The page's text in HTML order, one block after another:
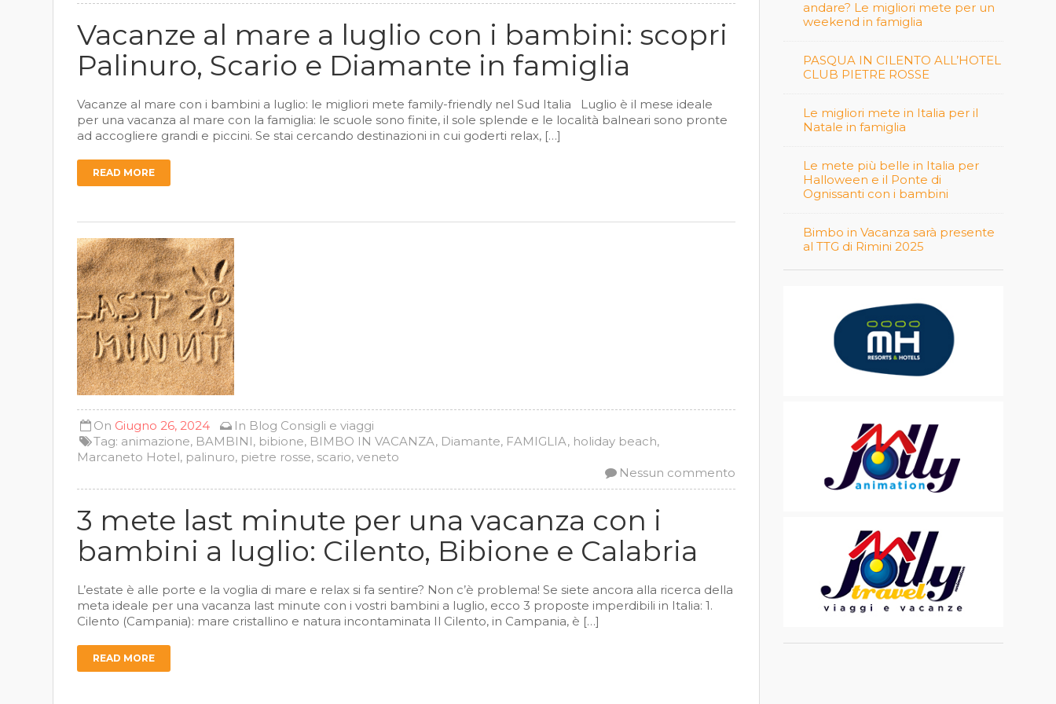
Vacanze al mare a luglio con i bambini: scopri
Palinuro, Scario e Diamante in famiglia
Vacanze al mare con i bambini a luglio: le migliori mete family-friendly nel Sud Italia Luglio è il mese ideale
per una vacanza al mare con la famiglia: le scuole sono finite, il sole splende e le località balneari sono pronte
ad accogliere grandi e piccini. Se stai cercando destinazioni in cui goderti relax, […]
READ MORE
On Giugno 26, 2024 In Blog Consigli e viaggi
Tag: animazione, BAMBINI, bibione, BIMBO IN VACANZA, Diamante, FAMIGLIA, holiday beach,
Marcaneto Hotel, palinuro, pietre rosse, scario,veneto
Nessun commento
3 mete last minute per una vacanza con i
bambini a luglio: Cilento, Bibione e Calabria
L’estate è alle porte e la voglia di mare e relax si fa sentire? Non c’è problema! Se siete ancora alla ricerca della
meta ideale per una vacanza last minute con i vostri bambini a luglio, ecco 3 proposte imperdibili in Italia: 1.
Cilento (Campania): mare cristallino e natura incontaminata Il Cilento, in Campania, è […]
READ MORE
andare? Le migliori mete per un
weekend in famiglia
PASQUA IN CILENTO ALL’HOTEL
CLUB PIETRE ROSSE
Le migliori mete in Italia per il
Natale in famiglia
Le mete più belle in Italia per
Halloween e il Ponte di
Ognissanti con i bambini
Bimbo in Vacanza sarà presente
al TTG di Rimini 2025